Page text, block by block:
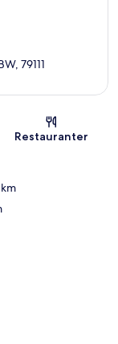
79111
Restauranter